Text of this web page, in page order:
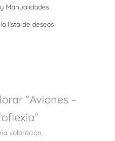
Manualidades
lista de deseos
“Aviones –
valoración.